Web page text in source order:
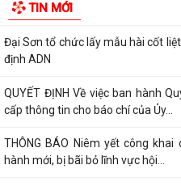
TIN MỚI
CHUẨN HÓA DỮ LIỆU Y TẾ – NGƯỜI
Đại Sơn tổ chức lấy mẫu hài cốt
định ADN
QUYẾT ĐỊNH Về việc ban hành
cấp thông tin cho báo chí của Ủy...
THÔNG BÁO Niêm yết công
hành mới, bị bãi bỏ lĩnh vực hội...